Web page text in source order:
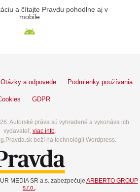
a čítajte Pravdu pohodlne aj v
mobile
Otázky a odpovede Podmienky používania
GDPR
Autorské práva sú vyhradené a vykonáva ich
vydavateľ, viac info.
beží na technológií Wordpress.
MEDIA SR a.s. zabezpečuje ARBERTO GROUP
s.r.o..